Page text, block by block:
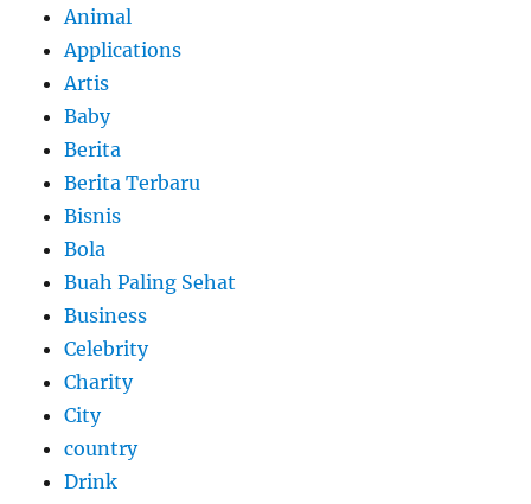
Animal
Applications
Artis
Baby
Berita
Berita Terbaru
Bisnis
Bola
Buah Paling Sehat
Business
Celebrity
Charity
City
country
Drink